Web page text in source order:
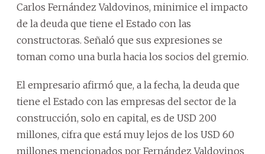
Carlos Fernández Valdovinos, minimice el impacto
de la deuda que tiene el Estado con las
constructoras. Señaló que sus expresiones se
toman como una burla hacia los socios del gremio.
El empresario afirmó que, a la fecha, la deuda que
tiene el Estado con las empresas del sector de la
construcción, solo en capital, es de USD 200
millones, cifra que está muy lejos de los USD 60
millones mencionados por Fernández Valdovinos